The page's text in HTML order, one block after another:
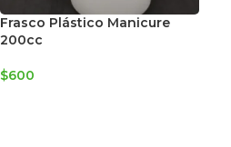
Frasco Plástico Manicure
200cc
$600